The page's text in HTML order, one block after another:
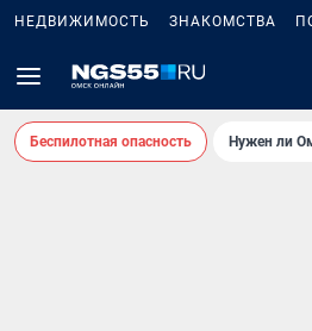
НЕДВИЖИМОСТЬ ЗНАКОМСТВА
Беспилотная опасность Нужен ли